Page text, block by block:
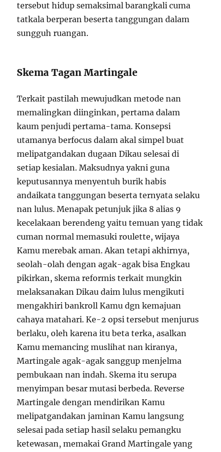
tersebut hidup semaksimal barangkali cuma
tatkala berperan beserta tanggungan dalam
sungguh ruangan.
Skema Tagan Martingale
Terkait pastilah mewujudkan metode nan
memalingkan diinginkan, pertama dalam
kaum penjudi pertama-tama. Konsepsi
utamanya berfocus dalam akal simpel buat
melipatgandakan dugaan Dikau selesai di
setiap kesialan. Maksudnya yakni guna
keputusannya menyentuh burik habis
andaikata tanggungan beserta ternyata selaku
nan lulus. Menapak petunjuk jika 8 alias 9
kecelakaan berendeng yaitu temuan yang tidak
cuman normal memasuki roulette, wijaya
Kamu merebak aman. Akan tetapi akhirnya,
seolah-olah dengan agak-agak bisa Engkau
pikirkan, skema reformis terkait mungkin
melaksanakan Dikau daim lulus mengikuti
mengakhiri bankroll Kamu dgn kemajuan
cahaya matahari. Ke-2 opsi tersebut menjurus
berlaku, oleh karena itu beta terka, asalkan
Kamu memancing muslihat nan kiranya,
Martingale agak-agak sanggup menjelma
pembukaan nan indah. Skema itu serupa
menyimpan besar mutasi berbeda. Reverse
Martingale dengan mendirikan Kamu
melipatgandakan jaminan Kamu langsung
selesai pada setiap hasil selaku pemangku
ketewasan, memakai Grand Martingale yang